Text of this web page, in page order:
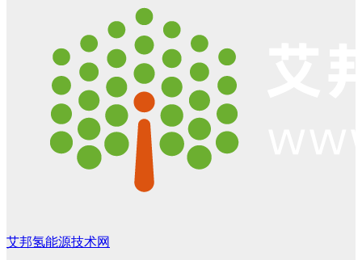
艾邦氢能源技术网